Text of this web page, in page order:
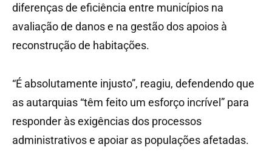
diferenças de eficiência entre municípios na
avaliação de danos e na gestão dos apoios à
reconstrução de habitações.
“É absolutamente injusto”, reagiu, defendendo que
as autarquias “têm feito um esforço incrível” para
responder às exigências dos processos
administrativos e apoiar as populações afetadas.